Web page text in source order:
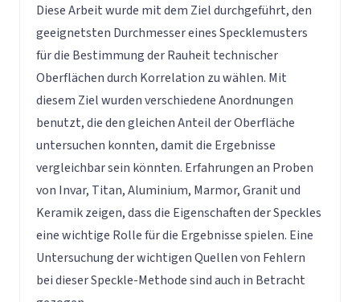
Diese Arbeit wurde mit dem Ziel durchgeführt, den
geeignetsten Durchmesser eines Specklemusters
für die Bestimmung der Rauheit technischer
Oberflächen durch Korrelation zu wählen. Mit
diesem Ziel wurden verschiedene Anordnungen
benutzt, die den gleichen Anteil der Oberfläche
untersuchen konnten, damit die Ergebnisse
vergleichbar sein könnten. Erfahrungen an Proben
von Invar, Titan, Aluminium, Marmor, Granit und
Keramik zeigen, dass die Eigenschaften der Speckles
eine wichtige Rolle für die Ergebnisse spielen. Eine
Untersuchung der wichtigen Quellen von Fehlern
bei dieser Speckle-Methode sind auch in Betracht